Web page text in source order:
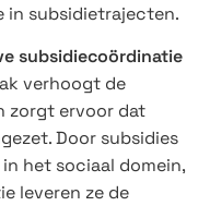
in subsidietrajecten.
subsidiecoördinatie
verhoogt de
zorgt ervoor dat
Door subsidies
het sociaal domein,
leveren ze de